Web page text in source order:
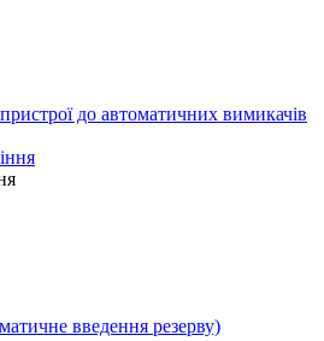
до автоматичних вимикачів
введення резерву)